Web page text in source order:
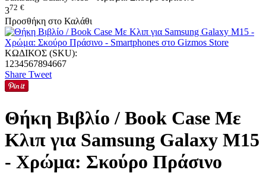
372 €
Προσθήκη στο Καλάθι
ΚΩΔΙΚΟΣ (SKU):
1234567894667
Share Tweet
Θήκη Βιβλίο / Book Case Με
Κλιπ για Samsung Galaxy M15
- Χρώμα: Σκούρο Πράσινο